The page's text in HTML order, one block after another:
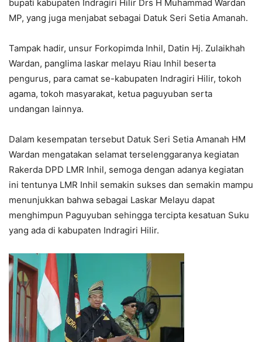
bupati kabupaten Indragiri Hilir Drs H Muhammad Wardan
MP, yang juga menjabat sebagai Datuk Seri Setia Amanah.
Tampak hadir, unsur Forkopimda Inhil, Datin Hj. Zulaikhah
Wardan, panglima laskar melayu Riau Inhil beserta
pengurus, para camat se-kabupaten Indragiri Hilir, tokoh
agama, tokoh masyarakat, ketua paguyuban serta
undangan lainnya.
Dalam kesempatan tersebut Datuk Seri Setia Amanah HM
Wardan mengatakan selamat terselenggaranya kegiatan
Rakerda DPD LMR Inhil, semoga dengan adanya kegiatan
ini tentunya LMR Inhil semakin sukses dan semakin mampu
menunjukkan bahwa sebagai Laskar Melayu dapat
menghimpun Paguyuban sehingga tercipta kesatuan Suku
yang ada di kabupaten Indragiri Hilir.